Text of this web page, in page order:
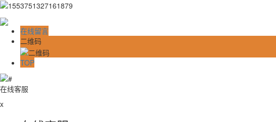
在线留言
二维码
TOP
在线客服
x